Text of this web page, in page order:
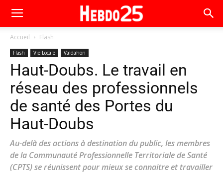
Accueil Flash
Flash Vie Locale Valdahon
Haut-Doubs. Le travail en
réseau des professionnels
de santé des Portes du
Haut-Doubs
Au-delà des actions à destination du public, les membres
de la Communauté Professionnelle Territoriale de Santé
(CPTS) se réunissent pour mieux se connaitre et travailler